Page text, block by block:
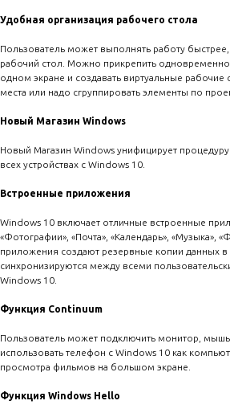
Удобная организация рабочего стола
Пользователь может выполнять работу
рабочий стол. Можно прикрепить
одном экране и создавать виртуальные
места или надо сгруппировать элементы по
Новый Магазин Windows
Новый Магазин Windows унифицирует
всех устройствах с Windows 10.
Встроенные приложения
Windows 10 включает отличные встроенные
«Фотографии», «Почта», «Календарь», «Музыка»,
приложения создают резервные копии данных
синхронизируются между всеми
Windows 10.
Функция Continuum
Пользователь может подключить монитор, мышь
использовать телефон с Windows 10 как
просмотра фильмов на большом экране.
Функция Windows Hello